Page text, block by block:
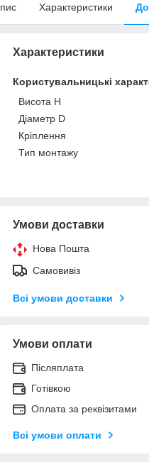
Характеристики
Характеристики
Користувальницькі
Висота H
Діаметр D
Кріплення
Тип монтажу
Умови доставки
Нова Пошта
Самовивіз
Всі умови доставки
Умови оплати
Післяплата
Готівкою
Оплата за реквізитами
Всі умови оплати